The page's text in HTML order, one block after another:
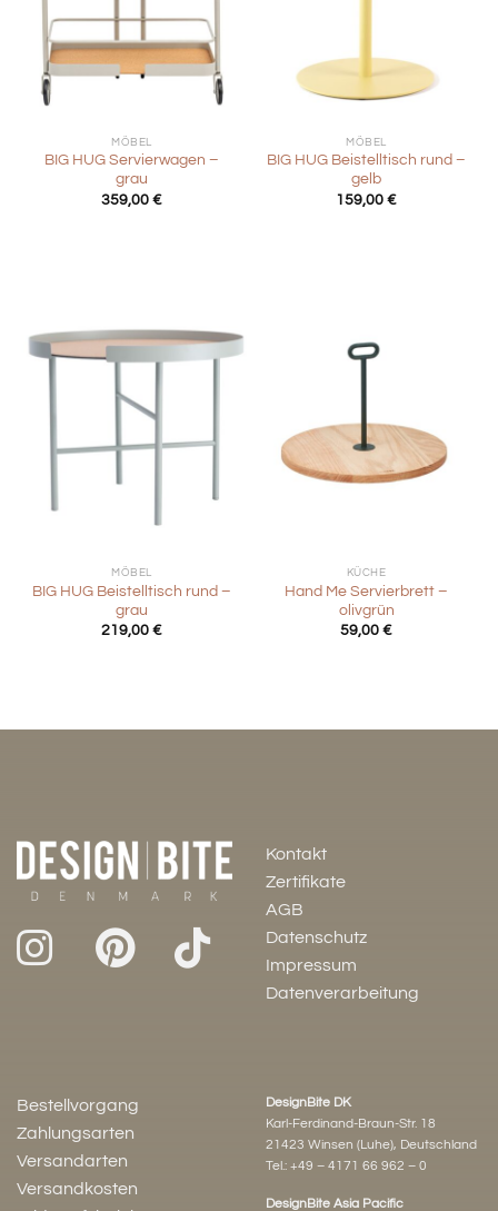
MÖBEL
BIG HUG Servierwagen –
grau
359,00 €
MÖBEL
BIG HUG Beistelltisch rund –
gelb
159,00 €
MÖBEL
BIG HUG Beistelltisch rund –
grau
219,00 €
KÜCHE
Hand Me Servierbrett –
olivgrün
59,00 €
Kontakt
Zertifikate
AGB
Datenschutz
Impressum
Datenverarbeitung
Bestellvorgang
Zahlungsarten
Versandarten
Versandkosten
DesignBite DK
Karl-Ferdinand-Braun-Str. 18
21423 Winsen (Luhe), Deutschland
Tel.: +49 – 4171 66 962 – 0
DesignBite Asia Pacific